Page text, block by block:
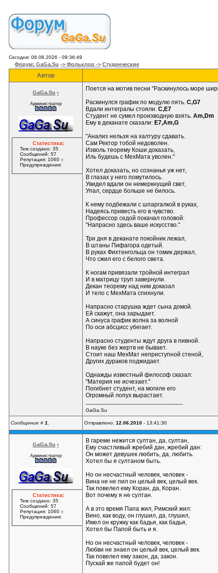
Сегодня: 08.08.2026 - 09:36:49
Форум: GaGa.Su -> Фольклор -> Студенческие
Автор
GaGa.Su •
Администратор
Статистика:
Тем создано: 35
Сообщений: 57
Репутация: 1060±
Предупреждения:
Поется на мотив песни "Раскинулось море
Раскинулся график по модулю пять. C,G7
Вдали интегралы стояли. C,E7
Студент не сумел производную взять. Am,Dm
Ему в деканате сказали: E7,Am,G
"Анализ нельзя на халтуру сдавать.
Сам Ректор тобой недоволен.
Изволь теорему Коши доказать,
Иль будешь с МехМата уволен."
Хотел доказать, но сознанья уж нет,
В глазах у него помутилось.
Увидел вдали он немеркнущий свет,
Упал, сердце больше не билось.
К нему подбежали с шпаргалкой в руках,
Надеясь привесть его в чувство.
Профессор седой покачал головой:
"Напрасно здесь ваше искусство."
Три дня в деканате покойник лежал,
В штаны Пифагора одетый.
В руках Фихтенгольца он томик держал,
Что сжил его с белого света.
К ногам привязали тройной интеграл
И в матрицу труп завернули.
Декан теорему над ним доказал
И тело с МехМата спихнули.
Напрасно старушка ждет сына домой.
Ей скажут, она зарыдает.
А синуса график волна за волной
По оси абсцисс убегает.
Напрасно студенты ждут друга в пивной.
В науке без жертв не бывает.
Стоит наш МехМат неприступной стеной,
Других дураков поджидает.
Однажды известный философ сказал:
"Материя не исчезает."
Погибнет студент, на могиле его
Огромный лопух вырастает.
--------------------------------------------------
GaGa.Su
Сообщение # 1. Отправлено: 12.06.2010 - 13:41:30
GaGa.Su •
Администратор
Статистика:
Тем создано: 35
Сообщений: 57
Репутация: 1060±
Предупреждения:
В гареме нежится султан, да, султан,
Ему счастливый жребий дан, жребий дан:
Он может девушек любить, да, любить.
Хотел бы я султаном быть.
Но он несчастный человек, человек -
Вина не не пил он целый век, целый век.
Так повелел ему Коран, да, Коран.
Вот почему я не султан.
А в это время Папа жил, Римский жил:
Вино, как воду, он глушил, да, глушил,
Имел он кружку как бадья, как бадья,
Хотел бы Папой быть и я.
Но он несчастный человек, человек -
Любви не знаел он целый век, целый век.
Так повелел ему закон, да, закон.
Пускай же папой будет он!